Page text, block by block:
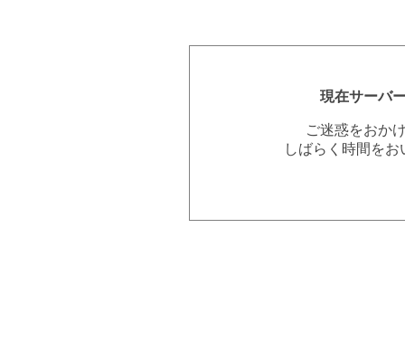
現在サーバ
ご迷惑をおか
しばらく時間を